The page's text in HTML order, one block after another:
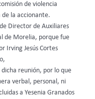
de violencia
la accionante.
Director de Auxiliares
de Morelia, porque fue
Irving Jesús Cortes
reunión, por lo que
verbal, personal, ni
a Yesenia Granados